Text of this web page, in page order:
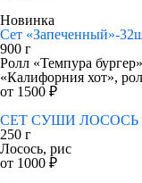
Новинка
Сет «Запеченный»-
900 г
Ролл «Темпура
«Калифорния хот»,
от 1500 ₽
СЕТ СУШИ ЛОСОСЬ
250 г
Лосось, рис
от 1000 ₽